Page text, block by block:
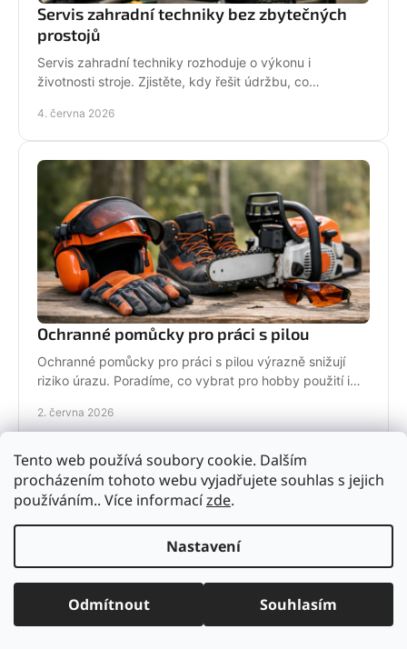
Tento web používá soubory cookie. Dalším
procházením tohoto webu vyjadřujete souhlas s jejich
používáním.. Více informacízde.
Nastavení
Odmítnout Souhlasím
Servis zahradní techniky bez zbytečných
prostojů
Servis zahradní techniky rozhoduje o výkonu i
životnosti stroje. Zjistěte, kdy řešit údržbu, co
4. června 2026
Ochranné pomůcky pro práci s pilou
Ochranné pomůcky pro práci s pilou výrazně snižují
riziko úrazu. Poradíme, co vybrat pro hobby použití i
2. června 2026
Drtič větví na kompost: jak vybrat správně